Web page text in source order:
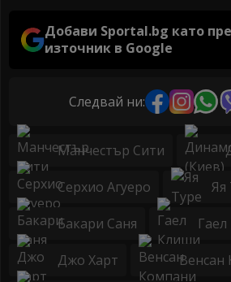
Добави Sportal.bg като
източник в Google
Следвай ни:
Манчестър Сити
Серхио Агуеро Яя
Бакари Саня
Джо Харт Венсан